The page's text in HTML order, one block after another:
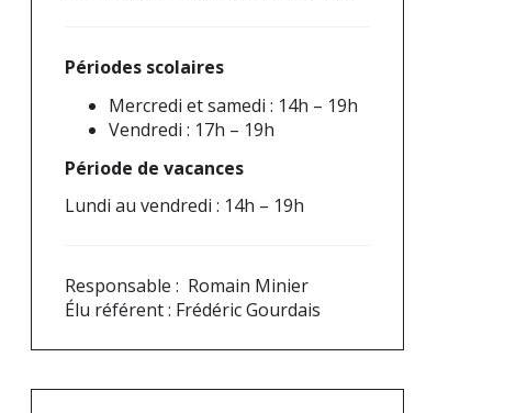
Périodes scolaires
Mercredi et samedi : 14h – 19h
Vendredi : 17h – 19h
Période de vacances
Lundi au vendredi : 14h – 19h
Responsable : Romain Minier
Élu référent : Frédéric Gourdais